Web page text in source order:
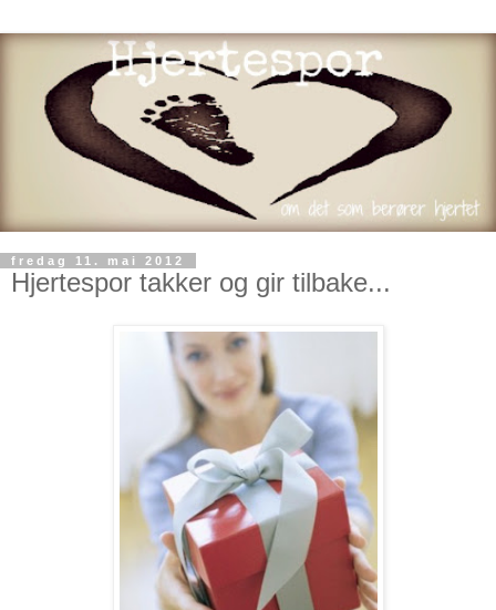
fredag 11. mai 2012
Hjertespor takker og gir tilbake...